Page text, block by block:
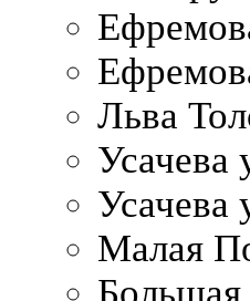
Льва
Усачева
Усачева
Малая